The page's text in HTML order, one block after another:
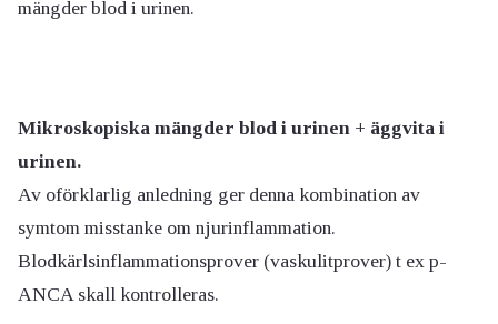
mängder blod i urinen.
Mikroskopiska mängder blod i urinen + äggvita i
urinen.
Av oförklarlig anledning ger denna kombination av
symtom misstanke om njurinflammation.
Blodkärlsinflammationsprover (vaskulitprover) t ex p-
ANCA skall kontrolleras.